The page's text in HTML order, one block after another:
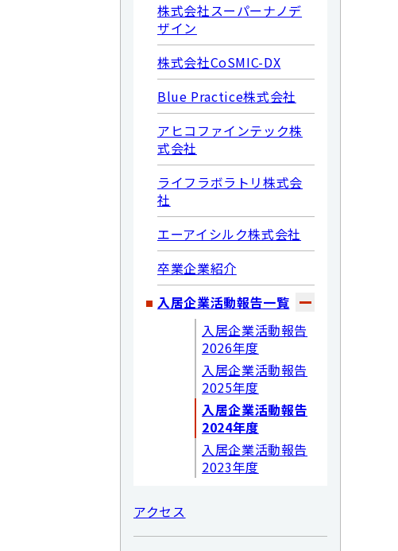
株式会社スーパーナノデ
ザイン
株式会社CoSMIC-DX
Blue Practice株式会社
アヒコファインテック株
式会社
ライフラボラトリ株式会
社
エーアイシルク株式会社
卒業企業紹介
入居企業活動報告一覧
入居企業活動報告
2026年度
入居企業活動報告
2025年度
入居企業活動報告
2024年度
入居企業活動報告
2023年度
アクセス